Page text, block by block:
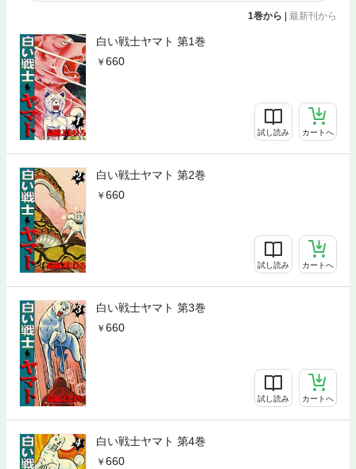
1巻から | 最新刊から
白い戦士ヤマト 第1巻
660
試し読み カートへ
白い戦士ヤマト 第2巻
660
試し読み カートへ
白い戦士ヤマト 第3巻
660
試し読み カートへ
白い戦士ヤマト 第4巻
660